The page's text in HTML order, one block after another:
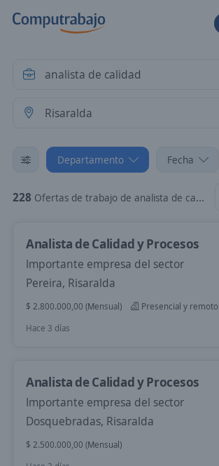
Departamento Fecha
228 Ofertas de trabajo de analista de calidad en Risaralda
Analista de Calidad y Procesos
Importante empresa del sector
Pereira, Risaralda
$ 2.800.000,00 (Mensual)
Presencial y remoto
Hace 3 días
Analista de Calidad y Procesos
Importante empresa del sector
Dosquebradas, Risaralda
$ 2.500.000,00 (Mensual)